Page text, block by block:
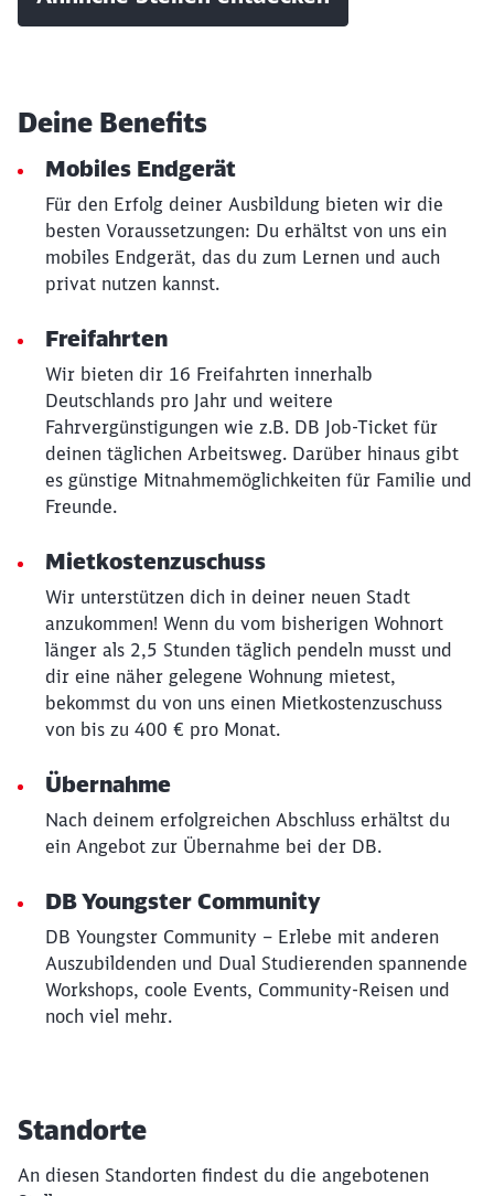
Deine Benefits
Mobiles Endgerät
Für den Erfolg deiner Ausbildung bieten wir die
besten Voraussetzungen: Du erhältst von uns ein
mobiles Endgerät, das du zum Lernen und auch
privat nutzen kannst.
Freifahrten
Wir bieten dir 16 Freifahrten innerhalb
Deutschlands pro Jahr und weitere
Fahrvergünstigungen wie z.B. DB Job-Ticket für
deinen täglichen Arbeitsweg. Darüber hinaus gibt
es günstige Mitnahmemöglichkeiten für Familie und
Freunde.
Mietkostenzuschuss
Wir unterstützen dich in deiner neuen Stadt
anzukommen! Wenn du vom bisherigen Wohnort
länger als 2,5 Stunden täglich pendeln musst und
dir eine näher gelegene Wohnung mietest,
bekommst du von uns einen Mietkostenzuschuss
von bis zu 400 € pro Monat.
Übernahme
Nach deinem erfolgreichen Abschluss erhältst du
ein Angebot zur Übernahme bei der DB.
DB Youngster Community
DB Youngster Community – Erlebe mit anderen
Auszubildenden und Dual Studierenden spannende
Workshops, coole Events, Community-Reisen und
noch viel mehr.
Standorte
An diesen Standorten findest du die angebotenen
Möchten Sie zuweitergeleitet
werden?
Abbrechen